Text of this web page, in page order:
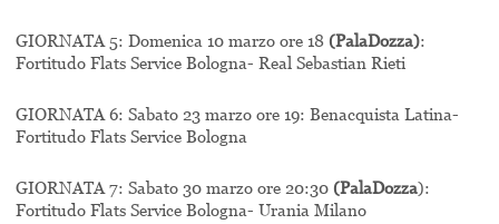
GIORNATA 5: Domenica 10 marzo ore 18 (PalaDozza):
Fortitudo Flats Service Bologna- Real Sebastian Rieti
GIORNATA 6: Sabato 23 marzo ore 19: Benacquista Latina-
Fortitudo Flats Service Bologna
GIORNATA 7: Sabato 30 marzo ore 20:30 (PalaDozza):
Fortitudo Flats Service Bologna- Urania Milano